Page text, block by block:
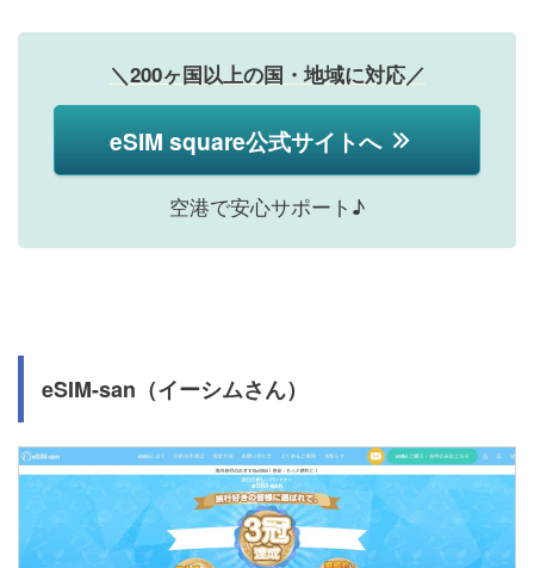
＼200ヶ国以上の国・地域に対応／
eSIM square公式サイトへ
空港で安心サポート♪
eSIM-san（イーシムさん）